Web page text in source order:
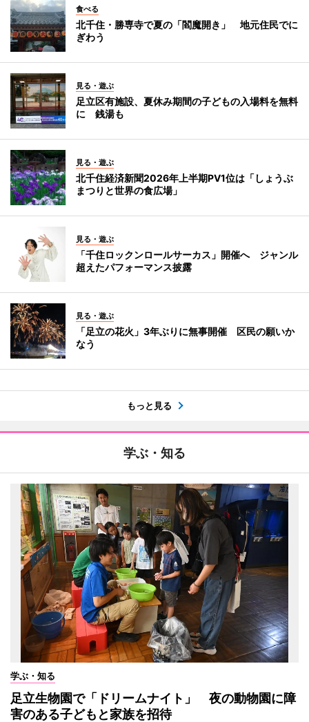
食べる
北千住・勝専寺で夏の「閻魔開き」 地元住民でに
ぎわう
見る・遊ぶ
足立区有施設、夏休み期間の子どもの入場料を無料
に 銭湯も
見る・遊ぶ
北千住経済新聞2026年上半期PV1位は「しょうぶ
まつりと世界の食広場」
見る・遊ぶ
「千住ロックンロールサーカス」開催へ ジャンル
超えたパフォーマンス披露
見る・遊ぶ
「足立の花火」3年ぶりに無事開催 区民の願いか
なう
もっと見る
学ぶ・知る
学ぶ・知る
足立生物園で「ドリームナイト」 夜の動物園に障
害のある子どもと家族を招待